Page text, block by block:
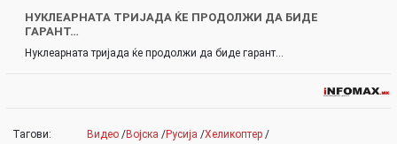
НУКЛЕАРНАТА ТРИЈАДА ЌЕ ПРОДОЛЖИ ДА БИДЕ
ГАРАНТ…
Нуклеарната тријада ќе продолжи да биде гарант…
Тагови: Видео /Војска /Русија /Хеликоптер /